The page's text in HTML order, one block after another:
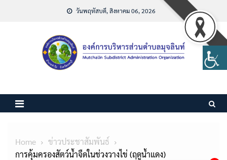
วันพฤหัสบดี, สิงหาคม 06, 2026
Home
ข่าวประชาสัมพันธ์
การคุ้มครองสัตว์น้ำจืดในช่วงวางไข่ (ฤดูน้ำแดง)